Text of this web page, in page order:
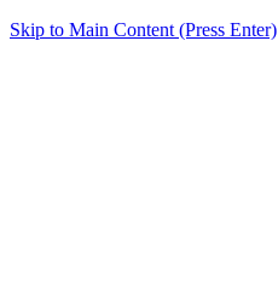
Skip to Main Content (Press Enter)